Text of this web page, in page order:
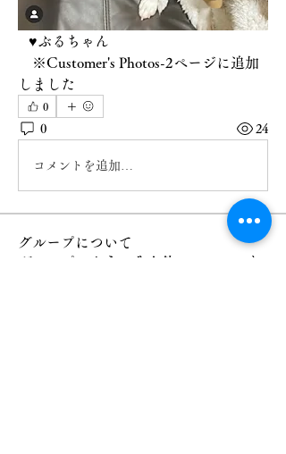
   ♥ぶるちゃん
しました
0
0 24
コメントを追加…
グループについて
グループへようこそ！他のメンバーと